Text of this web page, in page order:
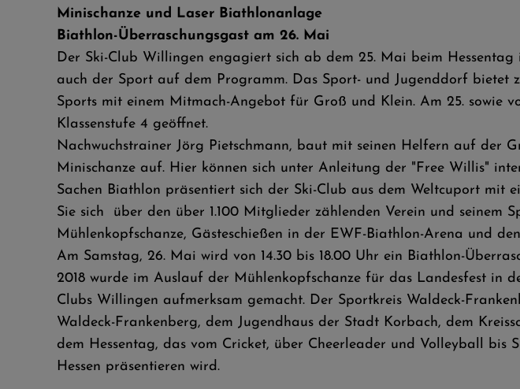
Minischanze und Laser Biathlonanlage
Biathlon-Überraschungsgast am 26. Mai
Der Ski-Club Willingen engagiert sich ab dem 25. Mai beim
auch der Sport auf dem Programm. Das Sport- und Jugenddorf bietet
Sports mit einem Mitmach-Angebot für Groß und Klein. Am 25. sowie
Klassenstufe 4 geöffnet.
Nachwuchstrainer Jörg Pietschmann, baut mit seinen Helfern auf der
Minischanze auf. Hier können sich unter Anleitung der "Free Willis"
Sachen Biathlon präsentiert sich der Ski-Club aus dem Weltcuport
Sie sich über den über 1.100 Mitglieder zählenden Verein und seinem
Mühlenkopfschanze, Gästeschießen in der EWF-Biathlon-Arena und
Am Samstag, 26. Mai wird von 14.30 bis 18.00 Uhr ein Biathlon-
2018 wurde im Auslauf der Mühlenkopfschanze für das Landesfest in
Clubs Willingen aufmerksam gemacht. Der Sportkreis Waldeck-
Waldeck-Frankenberg, dem Jugendhaus der Stadt Korbach, dem
dem Hessentag, das vom Cricket, über Cheerleader und Volleyball
Hessen präsentieren wird.